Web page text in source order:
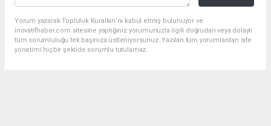
Yorum yazarak Topluluk Kuralları’nı kabul etmiş bulunuyor ve
inovatifhaber.com sitesine yaptığınız yorumunuzla ilgili doğrudan veya dolaylı
tüm sorumluluğu tek başınıza üstleniyorsunuz. Yazılan tüm yorumlardan site
yönetimi hiçbir şekilde sorumlu tutulamaz.